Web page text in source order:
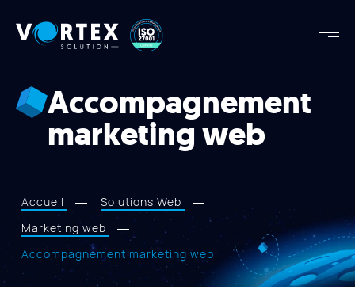
Vortex
Solution
Solution
AGENCE
FORCES
APPROCHE
BLOGUE
NOUS JOINDRE
Accompagnement
marketing web
Accueil
Solutions Web
Marketing web
Accompagnement marketing web